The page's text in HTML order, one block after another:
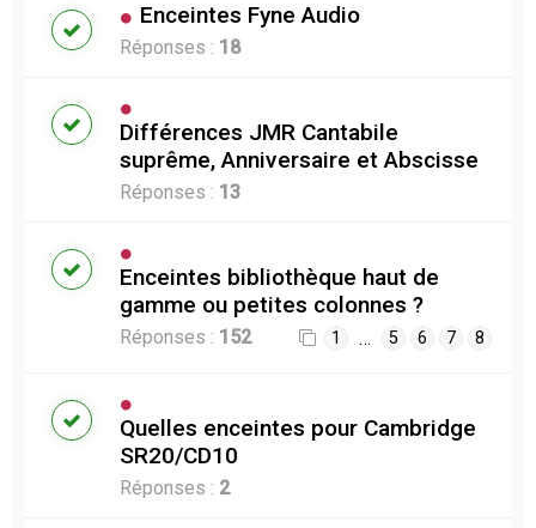
Enceintes Fyne Audio
Réponses : 18
Différences JMR Cantabile
suprême, Anniversaire et Abscisse
Réponses : 13
Enceintes bibliothèque haut de
gamme ou petites colonnes ?
Réponses : 152 1 … 5 6 7 8
Quelles enceintes pour Cambridge
SR20/CD10
Réponses : 2